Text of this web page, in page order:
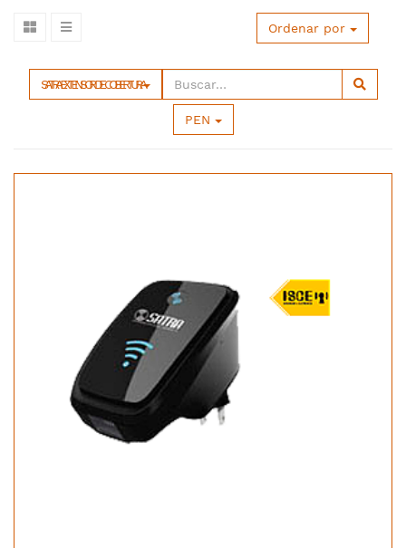
SATRA EXTENSOR DE COBERTURA
PEN
Ordenar por